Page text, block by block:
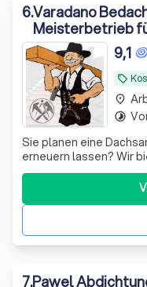
6.Varadano
Meisterbetrieb
local_offer
9,1
Sie planen eine
erneuern lassen? Wir bieten fachgerechte Unterstützung
bei der Sanierung von
Arbeiten rund um die
Unsere Leistungen: •
Neueindeckung mit
place
timelapse
7.Pawel